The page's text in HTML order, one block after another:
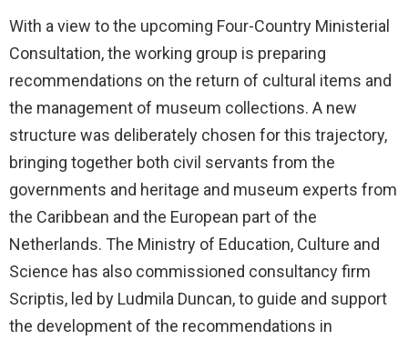
With a view to the upcoming Four-Country Ministerial
Consultation, the working group is preparing
recommendations on the return of cultural items and
the management of museum collections. A new
structure was deliberately chosen for this trajectory,
bringing together both civil servants from the
governments and heritage and museum experts from
the Caribbean and the European part of the
Netherlands. The Ministry of Education, Culture and
Science has also commissioned consultancy firm
Scriptis, led by Ludmila Duncan, to guide and support
the development of the recommendations in